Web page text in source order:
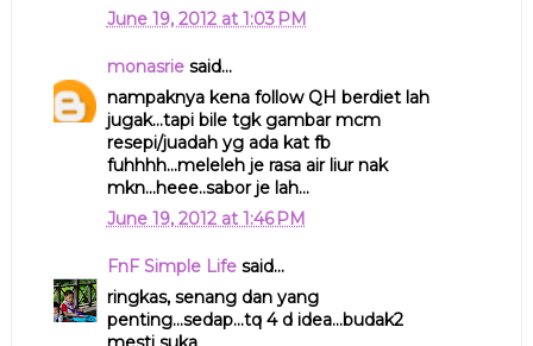
June 19, 2012 at 1:03 PM
monasriesaid...
nampaknya kena follow QH berdiet lah
jugak...tapi bile tgk gambar mcm
resepi/juadah yg ada kat fb
fuhhhh...meleleh je rasa air liur nak
mkn...heee..sabor je lah...
June 19, 2012 at 1:46 PM
FnF Simple Lifesaid...
ringkas, senang dan yang
penting...sedap...tq 4 d idea...budak2